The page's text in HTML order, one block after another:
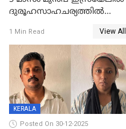
ദുരൂഹസാഹചര്യത്തിൽ
മലയാളി യുവാവിന്റെ ഭാര്യയും
മരിച്ചു
1 Min Read View All
KERALA
Posted On 30-12-2025